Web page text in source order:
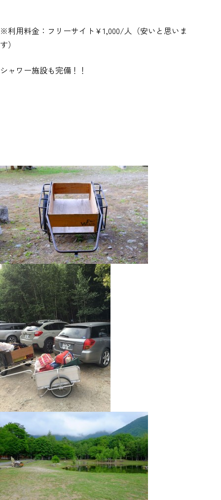
※利用料金：フリーサイト￥1,000/人（安いと思いま
す）
シャワー施設も完備！！